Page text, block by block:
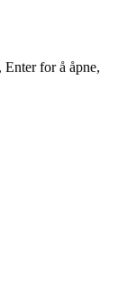
for å åpne,